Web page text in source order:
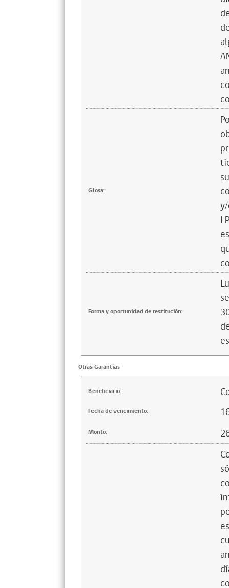
Glosa:
Forma y oportunidad de restitución:
Otras Garantías
Beneficiario:
Fecha de vencimiento:
Monto: